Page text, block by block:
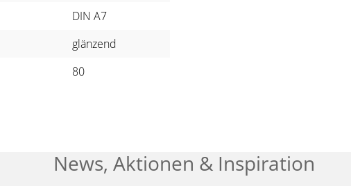
DIN A7
glänzend
80
News, Aktionen & Inspiration